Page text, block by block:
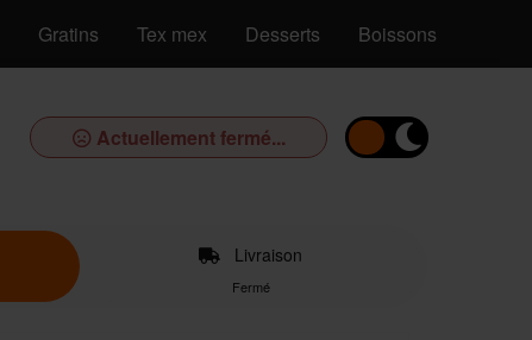
Gratins Tex mex Desserts Boissons
Actuellement fermé...
Livraison
Fermé